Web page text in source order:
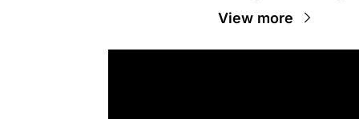
View more